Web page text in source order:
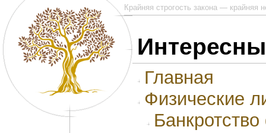
Крайняя строгость закона —
Главная
Физические